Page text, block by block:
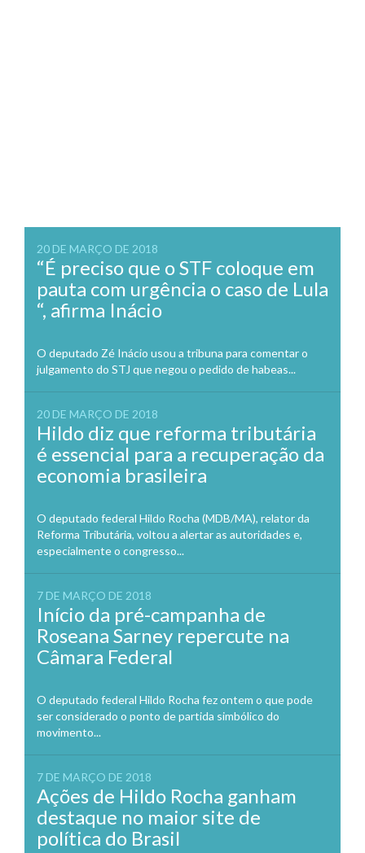
20 DE MARÇO DE 2018
“É preciso que o STF coloque em
pauta com urgência o caso de Lula
“, afirma Inácio
O deputado Zé Inácio usou a tribuna para comentar o
julgamento do STJ que negou o pedido de habeas...
20 DE MARÇO DE 2018
Hildo diz que reforma tributária
é essencial para a recuperação da
economia brasileira
O deputado federal Hildo Rocha (MDB/MA), relator da
Reforma Tributária, voltou a alertar as autoridades e,
especialmente o congresso...
7 DE MARÇO DE 2018
Início da pré-campanha de
Roseana Sarney repercute na
Câmara Federal
O deputado federal Hildo Rocha fez ontem o que pode
ser considerado o ponto de partida simbólico do
movimento...
7 DE MARÇO DE 2018
Ações de Hildo Rocha ganham
destaque no maior site de
política do Brasil